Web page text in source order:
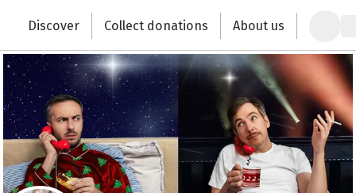
Change the world with your donation
Discover Collect donations About us